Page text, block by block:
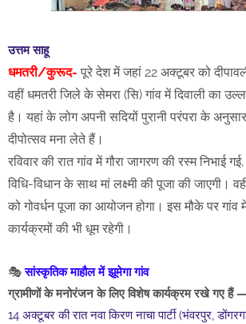
उत्तम साहू
धमतरी/कुरूद- पूरे देश में जहां 22 अक्टूबर को
वहीं धमतरी जिले के सेमरा (सि) गांव में दिवाली का
है। यहां के लोग अपनी सदियों पुरानी परंपरा के
दीपोत्सव मना लेते हैं।
रविवार की रात गांव में गौरा जागरण की रस्म निभाई
विधि-विधान के साथ मां लक्ष्मी की पूजा की जाएगी।
को गोवर्धन पूजा का आयोजन होगा। इस मौके पर गांव
कार्यक्रमों की भी धूम रहेगी।
🎭सांस्कृतिक माहौल में झूमेगा गांव
ग्रामीणों के मनोरंजन के लिए विशेष कार्यक्रम रखे गए हैं —
14 अक्टूबर की रात नवा किरण नाचा पार्टी (भंवरपुर,